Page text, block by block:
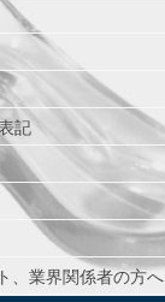
記
、業界関係者の方へ